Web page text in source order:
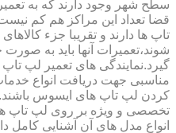
سطح شهر وجود دارند که به
قضا تعداد این مراکز هم کم
تاپ ها دارند و تقریبا جزء
شوند،تعمیرات آنها باید به
گیرد.نمایندگی های تعمیر لپ
مناسبی جهت دریافت انواع
کردن لپ تاپ های ایسوس
تخصصی و ویژه بر روی لپ تاپ
انواع مدل های آن آشنایی کامل